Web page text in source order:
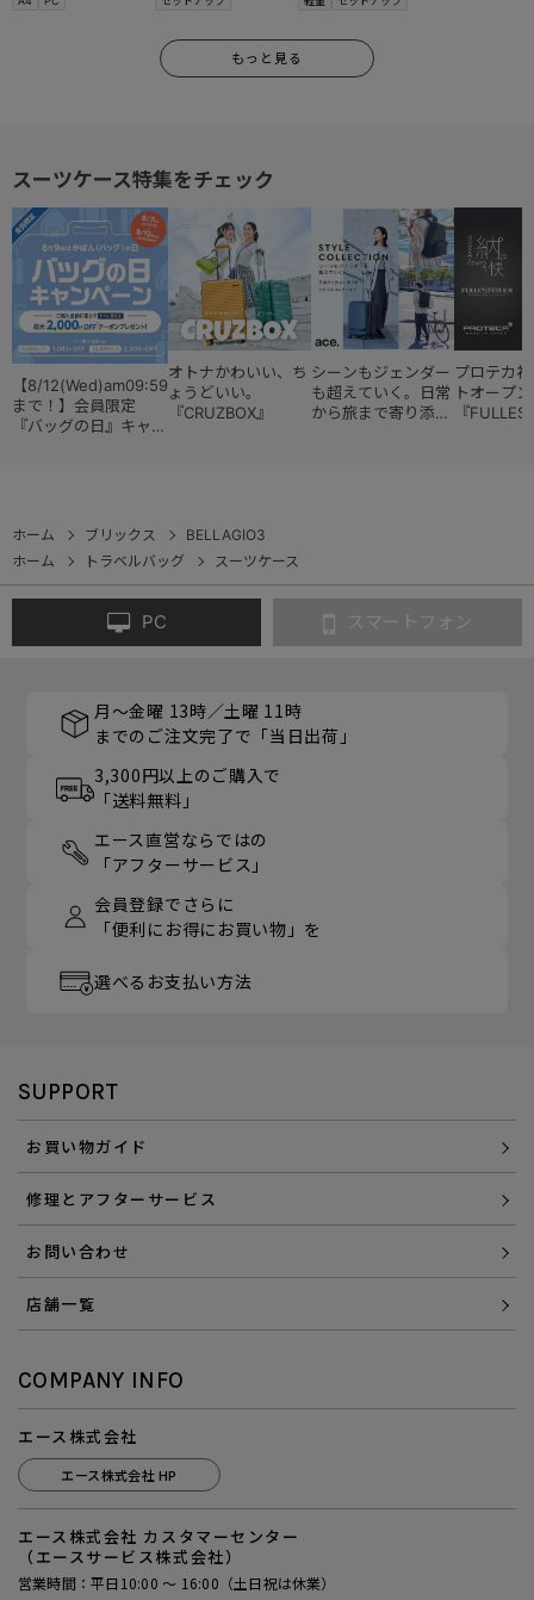
もっと見る
スーツケース特集をチェック
【8/12(Wed)am09:59
まで！】会員限定
『バッグの日』キャン
オトナかわいい、ち
ょうどいい。
『CRUZBOX』
シーンもジェンダー
も超えていく。日常
から旅まで寄り添う
プロテカ
トオープ
『
ホーム ブリックス
BELLAGIO3
ホーム
トラベルバッグ スーツケース
PC スマートフォン
月～金曜 13時／土曜 11時
までのご注文完了で「当日出荷」
3,300円以上のご購入で
「送料無料」
エース直営ならではの
「アフターサービス」
会員登録でさらに
「便利にお得にお買い物」を
選べるお支払い方法
SUPPORT
お買い物ガイド
修理とアフターサービス
お問い合わせ
店舗一覧
COMPANY INFO
エース株式会社
エース株式会社 HP
エース株式会社 カスタマーセンター
（エースサービス株式会社）
営業時間：平日10:00 ～ 16:00（土日祝は休業）